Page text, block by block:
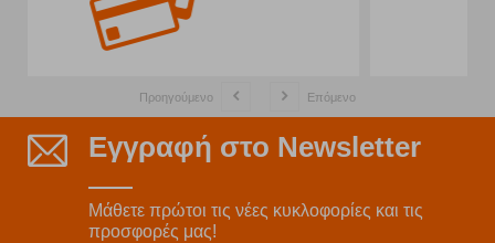
Προηγούμενο Επόμενο
Εγγραφή στο Newsletter
Μάθετε πρώτοι τις νέες κυκλοφορίες και τις
προσφορές μας!